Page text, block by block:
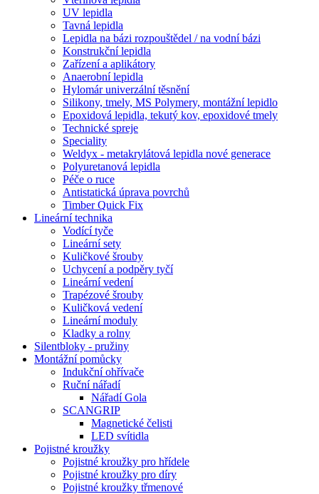
UV lepidla
Tavná lepidla
Lepidla na bázi rozpouštědel / na vodní bázi
Konstrukční lepidla
Zařízení a aplikátory
Anaerobní lepidla
Hylomár univerzální těsnění
Silikony, tmely, MS Polymery, montážní lepidlo
Epoxidová lepidla, tekutý kov, epoxidové tmely
Technické spreje
Speciality
Weldyx - metakrylátová lepidla nové generace
Polyuretanová lepidla
Péče o ruce
Antistatická úprava povrchů
Timber Quick Fix
Lineární technika
Vodící tyče
Lineární sety
Kuličkové šrouby
Uchycení a podpěry tyčí
Lineární vedení
Trapézové šrouby
Kuličková vedení
Lineární moduly
Kladky a rolny
Silentbloky - pružiny
Montážní pomůcky
Indukční ohřívače
Ruční nářadí
Nářadí Gola
SCANGRIP
Magnetické čelisti
LED svítidla
Pojistné kroužky
Pojistné kroužky pro hřídele
Pojistné kroužky pro díry
Pojistné kroužky třmenové